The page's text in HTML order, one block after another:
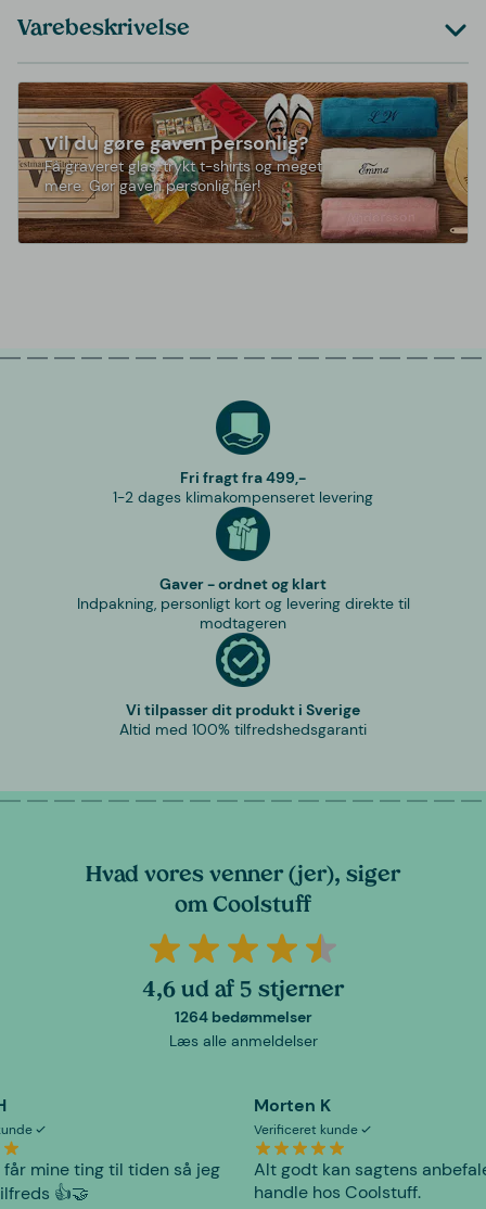
Varebeskrivelse
Vil du gøre gaven personlig?
Få graveret glas, trykt t-shirts og meget
mere. Gør gaven personlig her!
Fri fragt fra 499,-
1-2 dages klimakompenseret levering
Gaver - ordnet og klart
Indpakning, personligt kort og levering direkte til
modtageren
Vi tilpasser dit produkt i Sverige
Altid med 100% tilfredshedsgaranti
Hvad vores venner (jer), siger
om Coolstuff
4,6 ud af 5 stjerner
1264 bedømmelser
Læs alle anmeldelser
får mine ting til tiden så jeg
👍🤝
Morten K
Verificeret kunde
Alt godt kan sagtens
handle hos Coolstuff.